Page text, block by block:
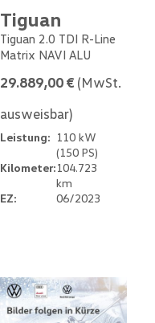
Tiguan
Tiguan 2.0 TDI R-Line
Matrix NAVI ALU
29.889,00 € (MwSt.
ausweisbar)
Leistung: 110 kW
(150 PS)
Kilometer:104.723
km
EZ:
06/2023